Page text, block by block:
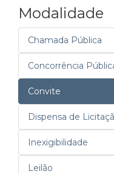
Modalidade
Chamada Pública
Concorrência
Convite
Dispensa de
Inexigibilidade
Leilão